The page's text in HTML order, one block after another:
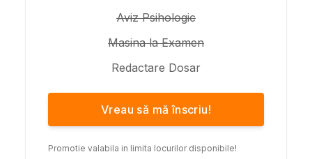
Aviz Psihologic
Masina la Examen
Redactare Dosar
Vreau să mă înscriu!
Promotie valabila in limita locurilor disponibile!